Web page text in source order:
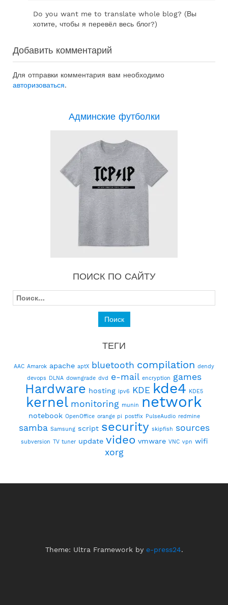
Do you want me to translate whole blog? (Вы
хотите, чтобы я перевёл весь блог?)
Добавить комментарий
Для отправки комментария вам необходимо
авторизоваться.
Админские футболки
ПОИСК ПО САЙТУ
Найти:
ТЕГИ
AAC Amarok apache aptX bluetooth compilation dendy
devops
DLNA downgrade dvd e-mail encryption games
Hardware hosting ipv6 KDE kde4 KDE5
kernel monitoring munin network
notebook OpenOffice orange pi postfix PulseAudio redmine
samba Samsung script security skipfish sources
subversion TV tuner update video vmware VNC vpn wifi
xorg
Theme: Ultra Framework by e-press24.